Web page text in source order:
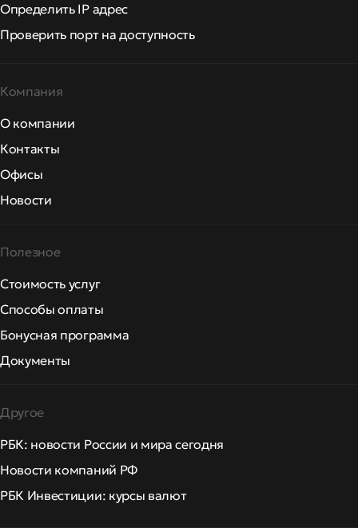
Определить IP адрес
Проверить порт на доступность
Компания
О компании
Контакты
Офисы
Новости
Полезное
Стоимость услуг
Способы оплаты
Бонусная программа
Документы
Другое
РБК: новости России и мира сегодня
Новости компаний РФ
РБК Инвестиции: курсы валют